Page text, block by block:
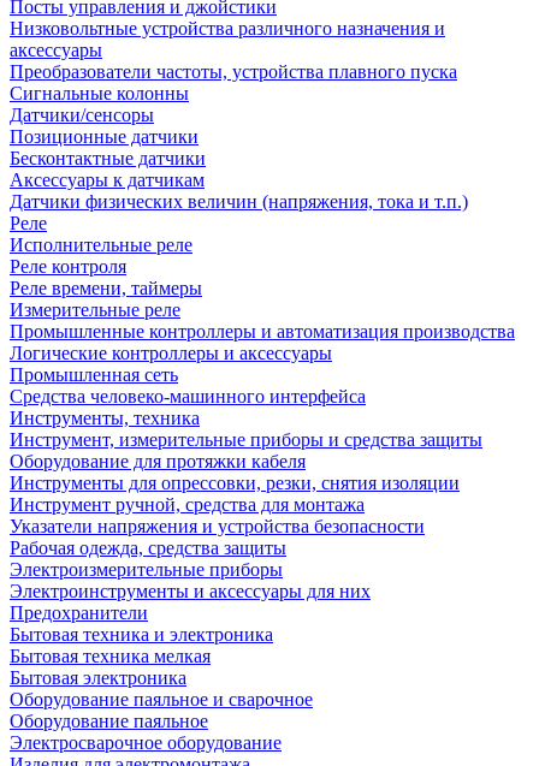
Посты управления и джойстики
Низковольтные устройства различного назначения и
аксессуары
Преобразователи частоты, устройства плавного пуска
Сигнальные колонны
Датчики/сенсоры
Позиционные датчики
Бесконтактные датчики
Аксессуары к датчикам
Датчики физических величин (напряжения, тока и т.п.)
Реле
Исполнительные реле
Реле контроля
Реле времени, таймеры
Измерительные реле
Промышленные контроллеры и автоматизация производства
Логические контроллеры и аксессуары
Промышленная сеть
Средства человеко-машинного интерфейса
Инструменты, техника
Инструмент, измерительные приборы и средства защиты
Оборудование для протяжки кабеля
Инструменты для опрессовки, резки, снятия изоляции
Инструмент ручной, средства для монтажа
Указатели напряжения и устройства безопасности
Рабочая одежда, средства защиты
Электроизмерительные приборы
Электроинструменты и аксессуары для них
Предохранители
Бытовая техника и электроника
Бытовая техника мелкая
Бытовая электроника
Оборудование паяльное и сварочное
Оборудование паяльное
Электросварочное оборудование